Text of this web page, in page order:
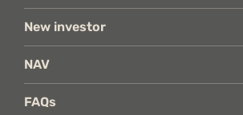
New investor
NAV
FAQs